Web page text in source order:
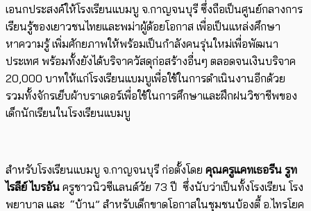
เอนกประสงค์ให้โรงเรียนแบมบู จ.กาญจนบุรี ซึ่งถือเป็นศูนย์กลางการ
เรียนรู้ของเยาวชนไทยและพม่าผู้ด้อยโอกาส เพื่อเป็นแหล่งศึกษา
หาความรู้ เพิ่มศักยภาพให้พร้อมเป็นกำลังคนรุ่นใหม่เพื่อพัฒนา
ประเทศ พร้อมทั้งยังได้บริจาควัสดุก่อสร้างอื่นๆ ตลอดจนเงินบริจาค
20,000 บาทให้แก่โรงเรียนแบมบูเพื่อใช้ในการดำเนินงานอีกด้วย
รวมทั้งจักรเย็บผ้าบราเดอร์เพื่อใช้ในการศึกษาและฝึกฝนวิชาชีพของ
เด็กนักเรียนในโรงเรียนแบมบู
สำหรับโรงเรียนแบมบู จ.กาญจนบุรี ก่อตั้งโดย คุณครูแคทเธอรีน รูท
ไรลีย์ ไบรอัน ครูชาวนิวซีแลนด์วัย 73 ปี ซึ่งนับว่าเป็นทั้งโรงเรียน โรง
พยาบาล และ “บ้าน” สำหรับเด็กขาดโอกาสในชุมชนบ้องตี้ อ.ไทรโยค